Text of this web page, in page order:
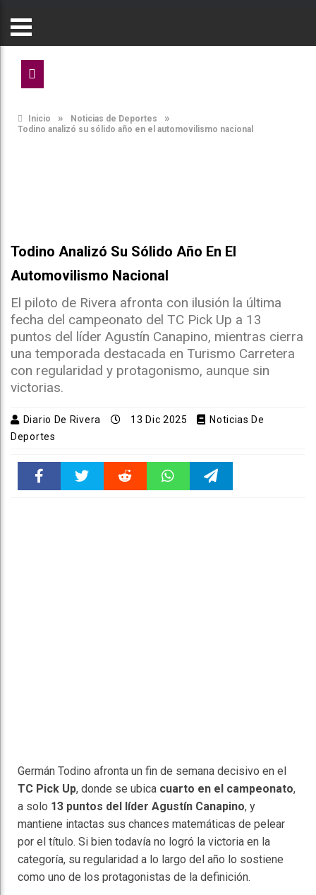
Inicio » Noticias de Deportes »
Todino analizó su sólido año en el automovilismo nacional
Todino Analizó Su Sólido Año En El
Automovilismo Nacional
El piloto de Rivera afronta con ilusión la última
fecha del campeonato del TC Pick Up a 13
puntos del líder Agustín Canapino, mientras cierra
una temporada destacada en Turismo Carretera
con regularidad y protagonismo, aunque sin
victorias.
Diario De Rivera 13 Dic 2025
Noticias De
Deportes
Germán Todino afronta un fin de semana decisivo en el
TC Pick Up, donde se ubica cuarto en el campeonato,
a solo 13 puntos del líder Agustín Canapino, y
mantiene intactas sus chances matemáticas de pelear
por el título. Si bien todavía no logró la victoria en la
categoría, su regularidad a lo largo del año lo sostiene
como uno de los protagonistas de la definición.